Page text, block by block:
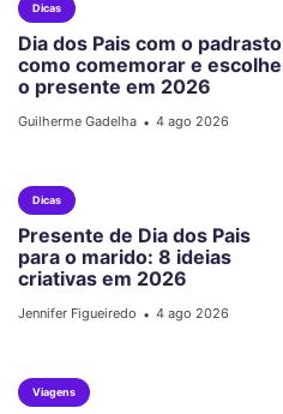
Dicas
Dia dos Pais com o
como comemorar e
o presente em 2026
Guilherme Gadelha • 4 ago 2026
Dicas
Presente de Dia dos Pais
para o marido: 8 ideias
criativas em 2026
Jennifer Figueiredo • 4 ago 2026
Viagens